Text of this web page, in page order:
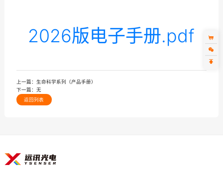
2026版电子手册.pdf
上一篇： 生命科学系列（产品手册）
下一篇： 无
返回列表